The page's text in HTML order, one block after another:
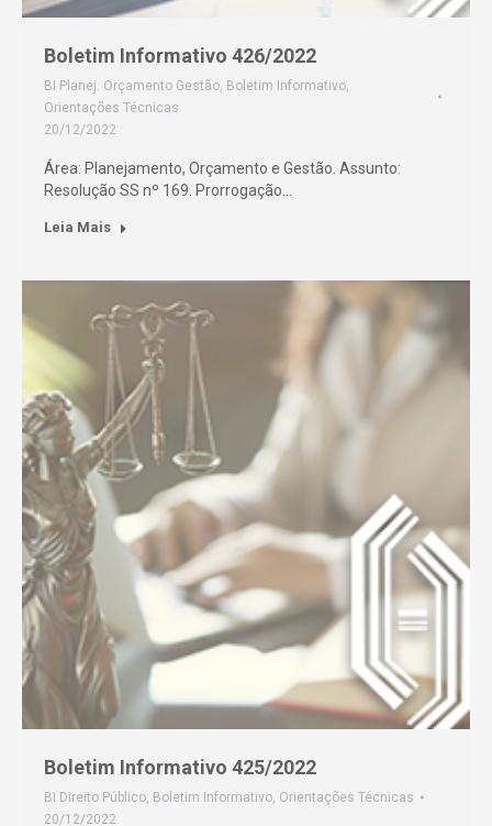
Boletim Informativo 426/2022
BI Planej. Orçamento Gestão, Boletim Informativo,
Orientações Técnicas
20/12/2022
Área: Planejamento, Orçamento e Gestão. Assunto:
Resolução SS nº 169. Prorrogação…
Leia Mais
Boletim Informativo 425/2022
BI Direito Público, Boletim Informativo, Orientações Técnicas
20/12/2022